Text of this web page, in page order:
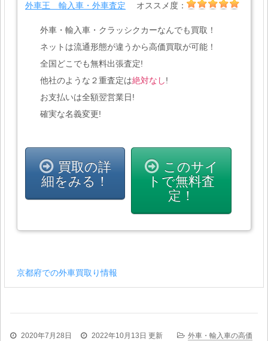
外車王 輸入車・外車査定 オススメ度：
外車・輸入車・クラッシクカーなんでも買取！
ネットは流通形態が違うから高価買取が可能！
全国どこでも無料出張査定!
他社のような２重査定は絶対なし!
お支払いは全額翌営業日!
確実な名義変更!
買取の詳
細をみる！
このサイ
トで無料査
定！
京都府での外車買取り情報
2020年7月28日 2022年10月13日 更新
外車・輸入車の高価